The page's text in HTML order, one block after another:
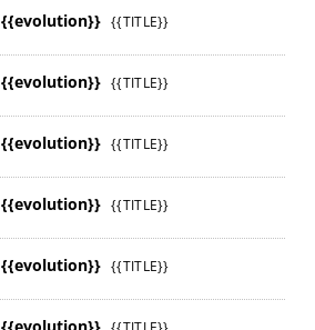
{{evolution}} {{TITLE}}
{{evolution}} {{TITLE}}
{{evolution}} {{TITLE}}
{{evolution}} {{TITLE}}
{{evolution}} {{TITLE}}